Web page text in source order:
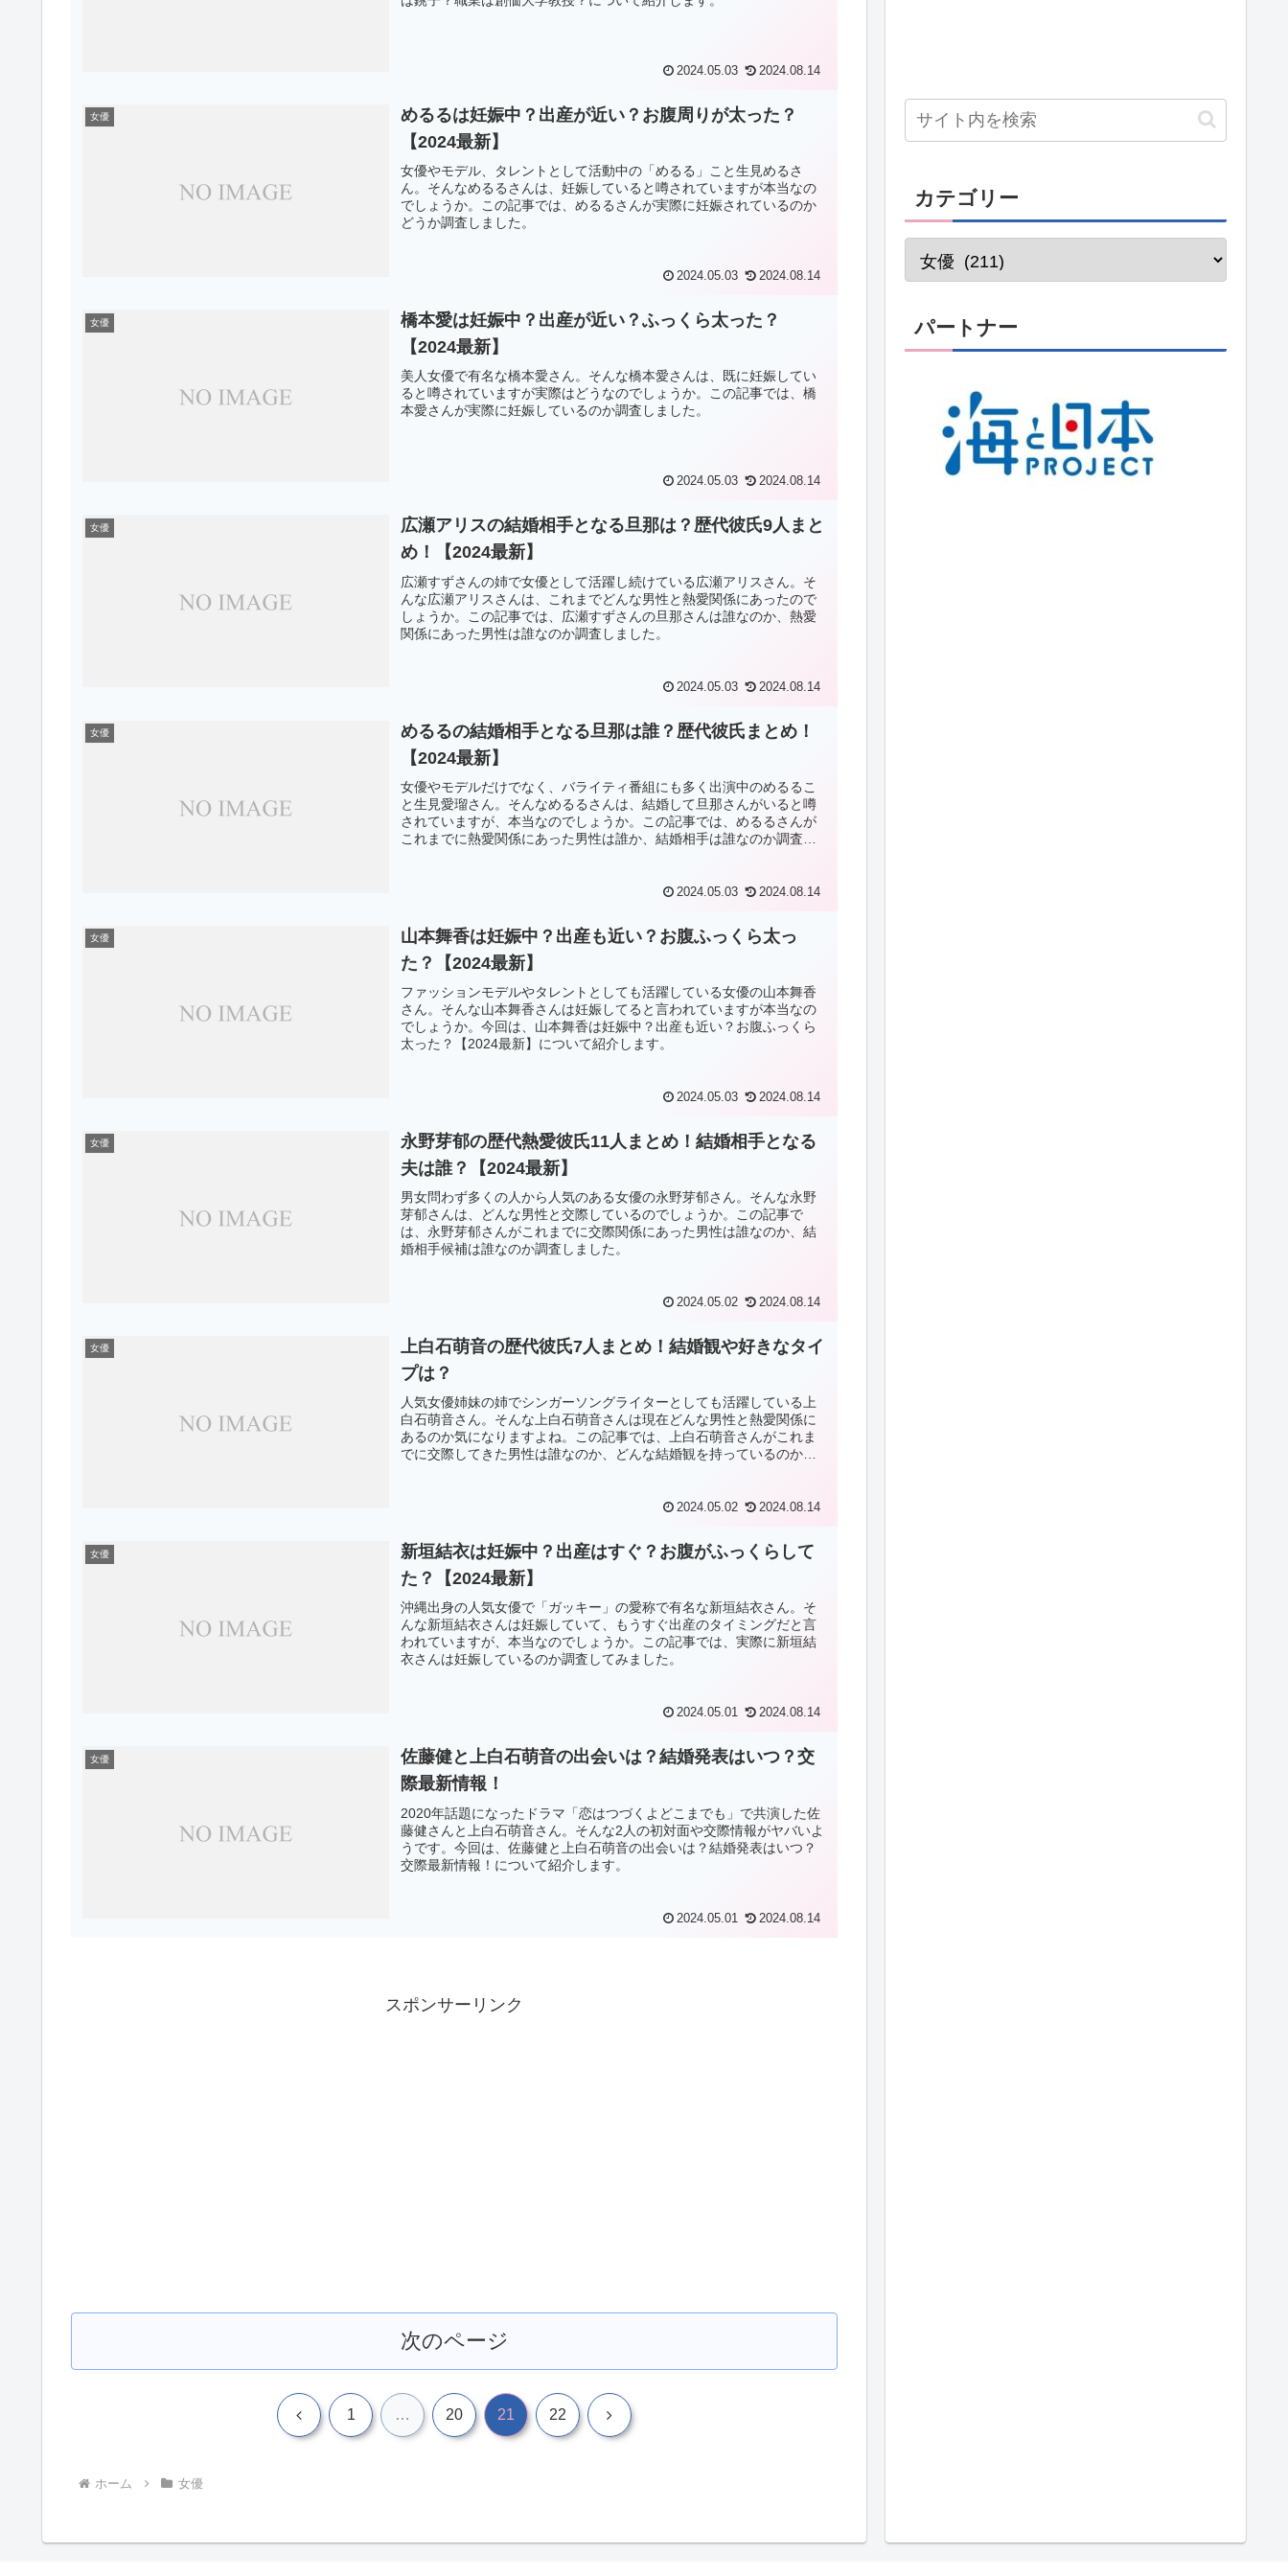
2024.05.03 2024.08.14
女優
めるるは妊娠中？出産が近い？お腹周りが太った？
【2024最新】
女優やモデル、タレントとして活動中の「めるる」こと生見めるさ
ん。そんなめるるさんは、妊娠していると噂されていますが本当なの
でしょうか。この記事では、めるるさんが実際に妊娠されているのか
どうか調査しました。
2024.05.03 2024.08.14
女優
橋本愛は妊娠中？出産が近い？ふっくら太った？
【2024最新】
美人女優で有名な橋本愛さん。そんな橋本愛さんは、既に妊娠してい
ると噂されていますが実際はどうなのでしょうか。この記事では、橋
本愛さんが実際に妊娠しているのか調査しました。
2024.05.03 2024.08.14
女優
広瀬アリスの結婚相手となる旦那は？歴代彼氏9人まと
め！【2024最新】
広瀬すずさんの姉で女優として活躍し続けている広瀬アリスさん。そ
んな広瀬アリスさんは、これまでどんな男性と熱愛関係にあったので
しょうか。この記事では、広瀬すずさんの旦那さんは誰なのか、熱愛
関係にあった男性は誰なのか調査しました。
2024.05.03 2024.08.14
女優
めるるの結婚相手となる旦那は誰？歴代彼氏まとめ！
【2024最新】
女優やモデルだけでなく、バライティ番組にも多く出演中のめるるこ
と生見愛瑠さん。そんなめるるさんは、結婚して旦那さんがいると噂
されていますが、本当なのでしょうか。この記事では、めるるさんが
これまでに熱愛関係にあった男性は誰か、結婚相手は誰なのか調査し
2024.05.03 2024.08.14
女優
山本舞香は妊娠中？出産も近い？お腹ふっくら太っ
た？【2024最新】
ファッションモデルやタレントとしても活躍している女優の山本舞香
さん。そんな山本舞香さんは妊娠してると言われていますが本当なの
でしょうか。今回は、山本舞香は妊娠中？出産も近い？お腹ふっくら
太った？【2024最新】について紹介します。
2024.05.03 2024.08.14
女優
永野芽郁の歴代熱愛彼氏11人まとめ！結婚相手となる
夫は誰？【2024最新】
男女問わず多くの人から人気のある女優の永野芽郁さん。そんな永野
芽郁さんは、どんな男性と交際しているのでしょうか。この記事で
は、永野芽郁さんがこれまでに交際関係にあった男性は誰なのか、結
婚相手候補は誰なのか調査しました。
2024.05.02 2024.08.14
女優
上白石萌音の歴代彼氏7人まとめ！結婚観や好きなタイ
プは？
人気女優姉妹の姉でシンガーソングライターとしても活躍している上
白石萌音さん。そんな上白石萌音さんは現在どんな男性と熱愛関係に
あるのか気になりますよね。この記事では、上白石萌音さんがこれま
でに交際してきた男性は誰なのか、どんな結婚観を持っているのか調
2024.05.02 2024.08.14
女優
新垣結衣は妊娠中？出産はすぐ？お腹がふっくらして
た？【2024最新】
沖縄出身の人気女優で「ガッキー」の愛称で有名な新垣結衣さん。そ
んな新垣結衣さんは妊娠していて、もうすぐ出産のタイミングだと言
われていますが、本当なのでしょうか。この記事では、実際に新垣結
衣さんは妊娠しているのか調査してみました。
2024.05.01 2024.08.14
女優
佐藤健と上白石萌音の出会いは？結婚発表はいつ？交
際最新情報！
2020年話題になったドラマ「恋はつづくよどこまでも」で共演した佐
藤健さんと上白石萌音さん。そんな2人の初対面や交際情報がヤバいよ
うです。今回は、佐藤健と上白石萌音の出会いは？結婚発表はいつ？
交際最新情報！について紹介します。
2024.05.01 2024.08.14
スポンサーリンク
次のページ
前 1 … 20 21 22 次
ホーム 女優
カテゴリー
パートナー